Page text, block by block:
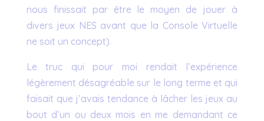
nous finissait par être le moyen de jouer à
divers jeux NES avant que la Console Virtuelle
ne soit un concept).
Le truc qui pour moi rendait l’expérience
légèrement désagréable sur le long terme et qui
faisait que j’avais tendance à lâcher les jeux au
bout d’un ou deux mois en me demandant ce